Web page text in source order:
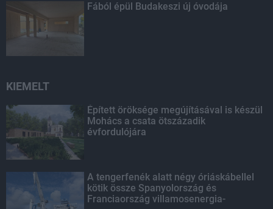
Fából épül Budakeszi új óvodája
KIEMELT
Épített öröksége megújításával is készül
Mohács a csata ötszázadik
évfordulójára
A tengerfenék alatt négy óriáskábellel
kötik össze Spanyolország és
Franciaország villamosenergia-